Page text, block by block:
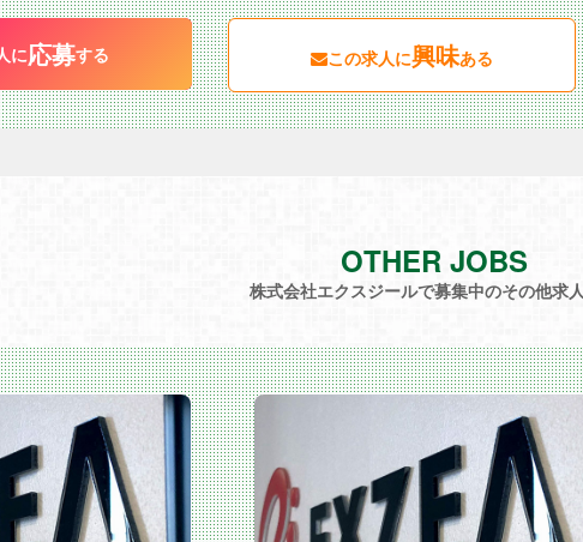
に応募する この求人に興味ある
OTHER JOBS
株式会社エクスジールで募集中のその他求